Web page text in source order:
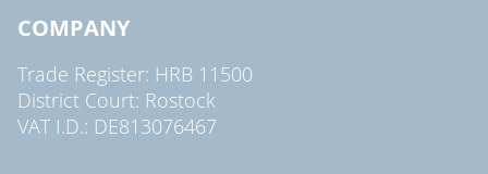
COMPANY
Trade Register: HRB 11500
District Court: Rostock
VAT I.D.: DE813076467